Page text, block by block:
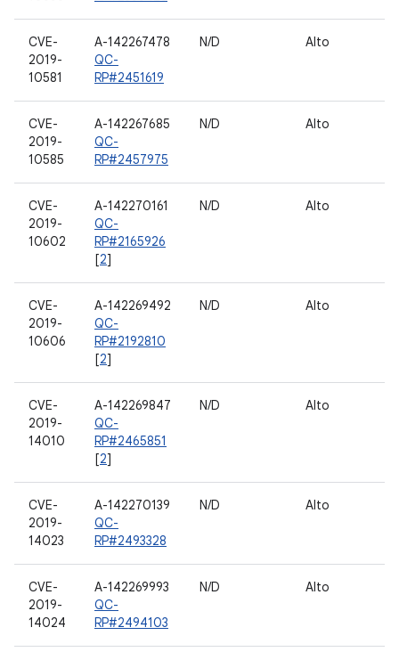
CVE-
2019-
10581
A-142267478
QC-
RP#2451619
N/D Alto
CVE-
2019-
10585
A-142267685
QC-
RP#2457975
N/D Alto
CVE-
2019-
10602
A-142270161
QC-
RP#2165926
[2]
N/D Alto
CVE-
2019-
10606
A-142269492
QC-
RP#2192810
[2]
N/D Alto
CVE-
2019-
14010
A-142269847
QC-
RP#2465851
[2]
N/D Alto
CVE-
2019-
14023
A-142270139
QC-
RP#2493328
N/D Alto
CVE-
2019-
14024
A-142269993
QC-
RP#2494103
N/D Alto